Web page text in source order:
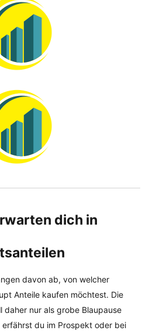
dich in
davon ab, von welcher
Anteile kaufen möchtest. Die
daher nur als grobe Blaupause
du im Prospekt oder bei